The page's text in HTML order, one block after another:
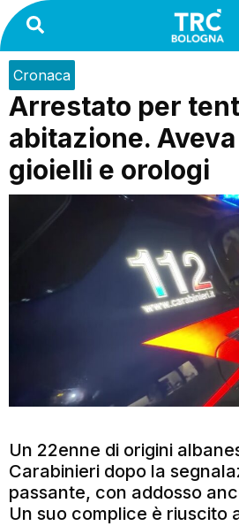
Cronaca
Arrestato per
abitazione.
gioielli e orologi
Un 22enne di origini
Carabinieri dopo la
passante, con addosso
Un suo complice è riuscito